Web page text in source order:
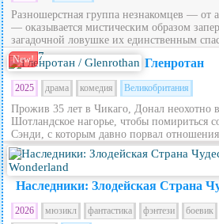
Разношерстная группа незнакомцев — от
— оказывается мистическим образом
загадочной ловушке их единственным
New! 7 Гленротан
2025 драма комедия Великобритания
Прожив 35 лет в Чикаго, Донал неохотно
Шотландское нагорье, чтобы помириться
Сэнди, с которым давно порвал
5.6
Наследники: Злодейская Страна
2026 мюзикл фантастика фэнтези боевик